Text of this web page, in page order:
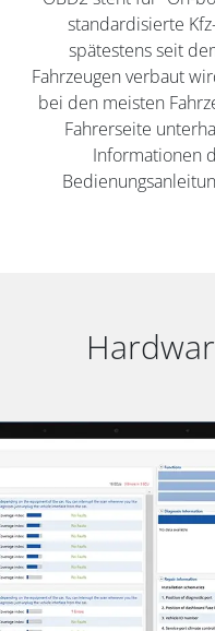
standardisierte
spätestens seit
Fahrzeugen verbaut
bei den meisten
Fahrerseite
Informationen